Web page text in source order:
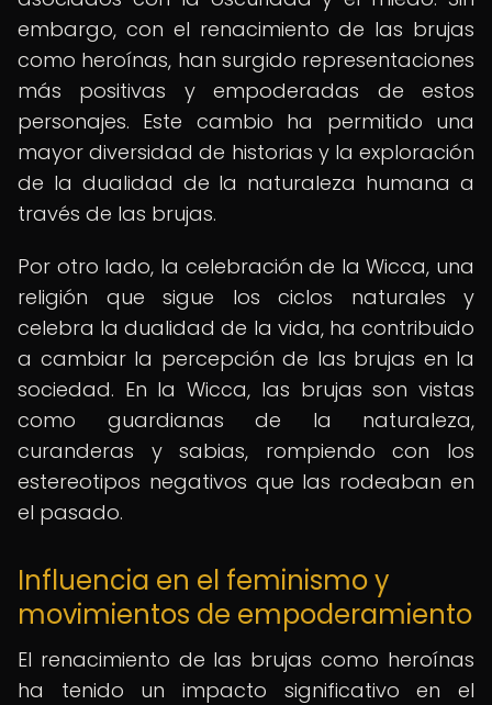
embargo, con el renacimiento de las brujas
como heroínas, han surgido representaciones
más positivas y empoderadas de estos
personajes. Este cambio ha permitido una
mayor diversidad de historias y la exploración
de la dualidad de la naturaleza humana a
través de las brujas.
Por otro lado, la celebración de la Wicca, una
religión que sigue los ciclos naturales y
celebra la dualidad de la vida, ha contribuido
a cambiar la percepción de las brujas en la
sociedad. En la Wicca, las brujas son vistas
como guardianas de la naturaleza,
curanderas y sabias, rompiendo con los
estereotipos negativos que las rodeaban en
el pasado.
Influencia en el feminismo y
movimientos de empoderamiento
El renacimiento de las brujas como heroínas
ha tenido un impacto significativo en el